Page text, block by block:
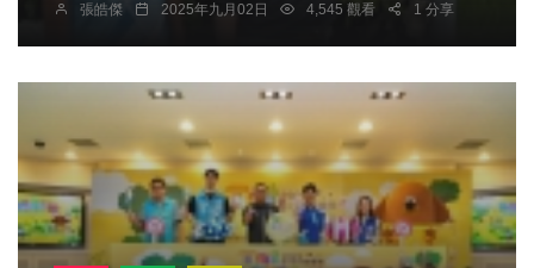
張皓傑 2025年九月02日 4,545 觀看 1 分享